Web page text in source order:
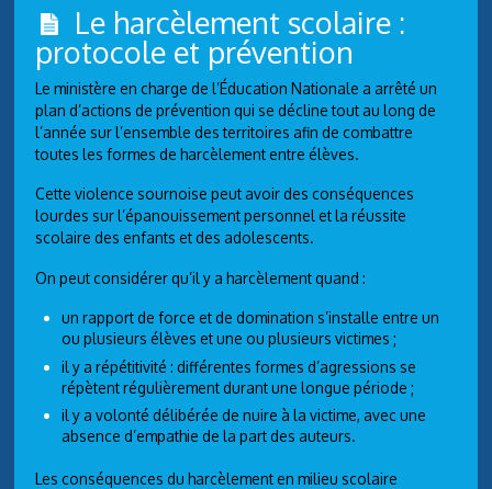
Le harcèlement scolaire :
protocole et prévention
Le ministère en charge de l’Éducation Nationale a arrêté un
plan d’actions de prévention qui se décline tout au long de
l’année sur l’ensemble des territoires afin de combattre
toutes les formes de harcèlement entre élèves.
Cette violence sournoise peut avoir des conséquences
lourdes sur l’épanouissement personnel et la réussite
scolaire des enfants et des adolescents.
On peut considérer qu’il y a harcèlement quand :
un rapport de force et de domination s’installe entre un
ou plusieurs élèves et une ou plusieurs victimes ;
il y a répétitivité : différentes formes d’agressions se
répètent régulièrement durant une longue période ;
il y a volonté délibérée de nuire à la victime, avec une
absence d’empathie de la part des auteurs.
Les conséquences du harcèlement en milieu scolaire